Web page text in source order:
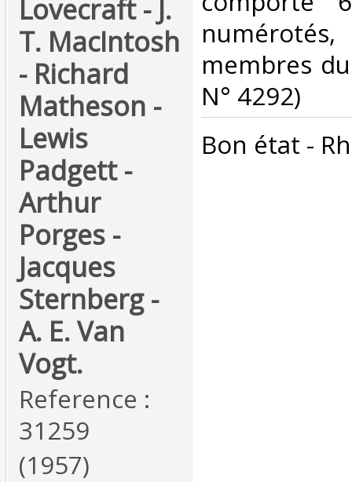
Lovecraft - J.
T. MacIntosh
- Richard
Matheson -
Lewis
Padgett -
Arthur
Porges -
Jacques
Sternberg -
A. E. Van
Vogt.‎
Reference :
31259
(1957)
membres
N° 4292)‎
‎Bon état -